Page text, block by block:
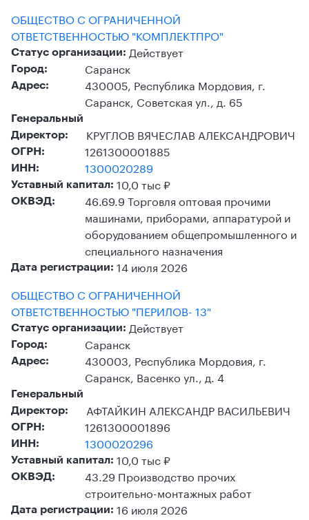
ОБЩЕСТВО С ОГРАНИЧЕННОЙ
ОТВЕТСТВЕННОСТЬЮ "КОМПЛЕКТПРО"
Статус организации: Действует
Город: Саранск
Адрес:
430005, Республика Мордовия, г.
Саранск, Советская ул., д. 65
Генеральный
Директор:
КРУГЛОВ ВЯЧЕСЛАВ АЛЕКСАНДРОВИЧ
ОГРН: 1261300001885
ИНН: 1300020289
Уставный капитал: 10,0 тыс ₽
ОКВЭД:
46.69.9 Торговля оптовая прочими
машинами, приборами, аппаратурой и
оборудованием общепромышленного и
специального назначения
Дата регистрации: 14 июля 2026
ОБЩЕСТВО С ОГРАНИЧЕННОЙ
ОТВЕТСТВЕННОСТЬЮ "ПЕРИЛОВ- 13"
Статус организации: Действует
Город: Саранск
Адрес:
430003, Республика Мордовия, г.
Саранск, Васенко ул., д. 4
Генеральный
Директор:
АФТАЙКИН АЛЕКСАНДР ВАСИЛЬЕВИЧ
ОГРН: 1261300001896
ИНН: 1300020296
Уставный капитал: 10,0 тыс ₽
ОКВЭД:
43.29 Производство прочих
строительно-монтажных работ
Дата регистрации: 16 июля 2026